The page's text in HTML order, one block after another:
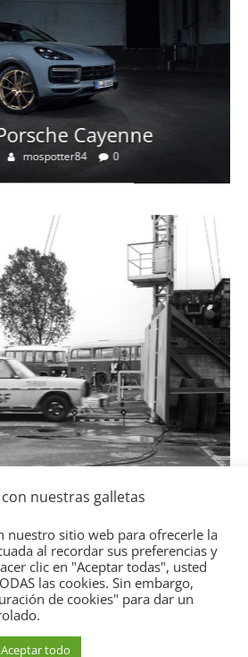
BMW 1602: el primer
0
a revisión en varios
Lexus por la bomba de
mospotter84
reservados.
nuestras galletas
nuestro sitio web para ofrecerle la
al recordar sus preferencias y
clic en "Aceptar todas", usted
las cookies. Sin embargo,
de cookies" para dar un
Aceptar todo